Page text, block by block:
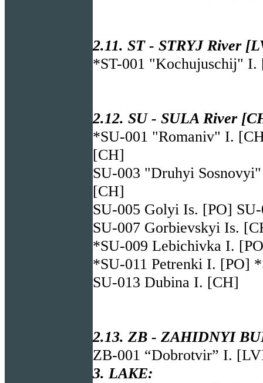
2.11. ST - STRYJ River
*ST-001 "Kochujuschij"
2.12. SU - SULA River
*SU-001 "Romaniv" I.
[CH]
SU-003 "Druhyi
[CH]
SU-005 Golyi Is. [PO]
SU-007 Gorbievskyi Is.
*SU-009 Lebichivka I.
*SU-011 Petrenki I. [PO]
SU-013 Dubina I. [CH]
2.13. ZB - ZAHIDNYI
ZB-001 “Dobrotvir” I.
3. LAKE: